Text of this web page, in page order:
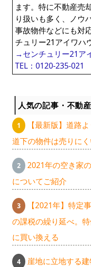
ます。特に不動産売
り扱いも多く、ノウ
事故物件などにも対
チュリー21アイワハ
→センチュリー21ア
TEL：0120-235-021
人気の記事・不動
【最新版】道路
道下の物件は売りに
2021年の空き家
についてご紹介
【2021年】特定
の課税の繰り延べ。
に買い換える
崖地に立地する